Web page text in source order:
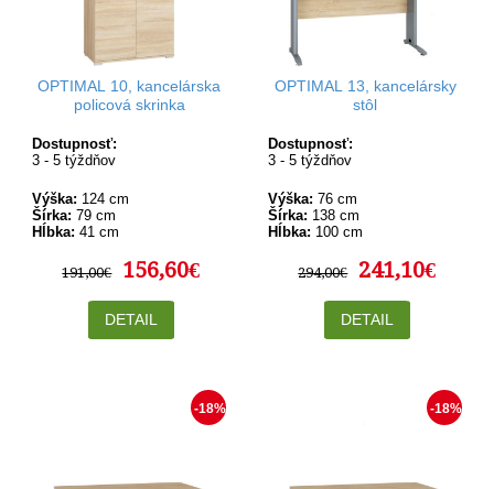
OPTIMAL 10, kancelárska
policová skrinka
Dostupnosť:
3 - 5 týždňov
Výška: 124 cm
Šírka: 79 cm
Hĺbka: 41 cm
191,00€ 156,60€
DETAIL
OPTIMAL 13, kancelársky
stôl
Dostupnosť:
3 - 5 týždňov
Výška: 76 cm
Šírka: 138 cm
Hĺbka: 100 cm
294,00€ 241,10€
DETAIL
-18% -18%